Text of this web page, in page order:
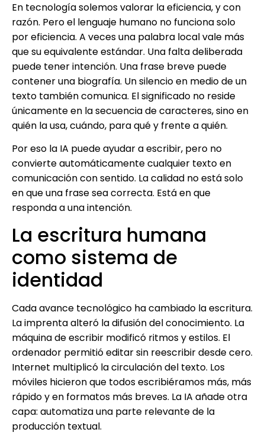
En tecnología solemos valorar la eficiencia, y con
razón. Pero el lenguaje humano no funciona solo
por eficiencia. A veces una palabra local vale más
que su equivalente estándar. Una falta deliberada
puede tener intención. Una frase breve puede
contener una biografía. Un silencio en medio de un
texto también comunica. El significado no reside
únicamente en la secuencia de caracteres, sino en
quién la usa, cuándo, para qué y frente a quién.
Por eso la IA puede ayudar a escribir, pero no
convierte automáticamente cualquier texto en
comunicación con sentido. La calidad no está solo
en que una frase sea correcta. Está en que
responda a una intención.
La escritura humana
como sistema de
identidad
Cada avance tecnológico ha cambiado la escritura.
La imprenta alteró la difusión del conocimiento. La
máquina de escribir modificó ritmos y estilos. El
ordenador permitió editar sin reescribir desde cero.
Internet multiplicó la circulación del texto. Los
móviles hicieron que todos escribiéramos más, más
rápido y en formatos más breves. La IA añade otra
capa: automatiza una parte relevante de la
producción textual.